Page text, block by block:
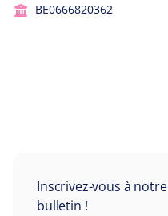
BE0666820362
Inscrivez-vous à notre
bulletin !